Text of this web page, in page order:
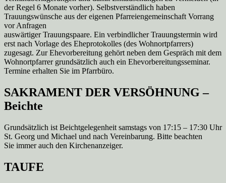
der Regel 6 Monate vorher). Selbstverständlich haben
Trauungswünsche aus der eigenen Pfarreiengemeinschaft Vorrang
vor Anfragen
auswärtiger Trauungspaare. Ein verbindlicher Trauungstermin wird
erst nach Vorlage des Eheprotokolles (des Wohnortpfarrers)
zugesagt. Zur Ehevorbereitung gehört neben dem Gespräch mit dem
Wohnortpfarrer grundsätzlich auch ein Ehevorbereitungsseminar.
Termine erhalten Sie im Pfarrbüro.
SAKRAMENT DER VERSÖHNUNG –
Beichte
Grundsätzlich ist Beichtgelegenheit samstags von 17:15 – 17:30 Uhr
St. Georg und Michael und nach Vereinbarung. Bitte beachten
Sie immer auch den Kirchenanzeiger.
TAUFE